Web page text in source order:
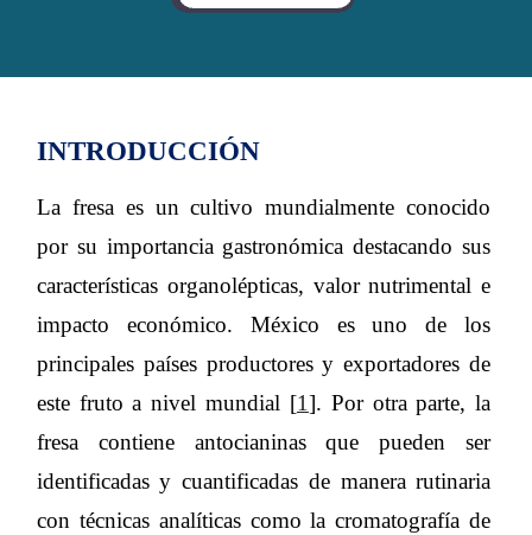
INTRODUCCIÓN
La fresa es un cultivo mundialmente conocido
por su importancia gastronómica destacando sus
características organolépticas, valor nutrimental e
impacto económico. México es uno de los
principales países productores y exportadores de
este fruto a nivel mundial [1]. Por otra parte, la
fresa contiene antocianinas que pueden ser
identificadas y cuantificadas de manera rutinaria
con técnicas analíticas como la cromatografía de